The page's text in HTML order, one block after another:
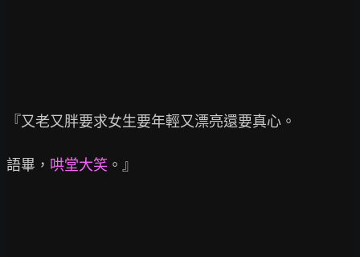
『又老又胖要求女生要年輕又漂亮還要真心。
語畢， 哄堂大笑 。』